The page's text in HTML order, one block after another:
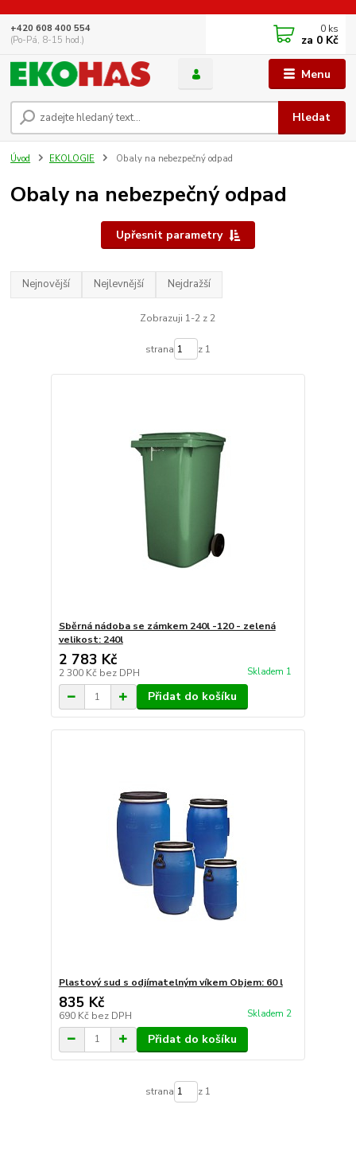
Menu
Hledat
+420 608 400 554
(Po-Pá, 8-15 hod.)
0 ks
za 0 Kč
Úvod EKOLOGIE Obaly na nebezpečný odpad
Obaly na nebezpečný odpad
Upřesnit parametry
Nejnovější Nejlevnější Nejdražší
Zobrazuji 1-2 z 2
strana z 1
Sběrná nádoba se zámkem 240l -120 - zelená
velikost: 240l
2 783 Kč
2 300 Kč bez DPH Skladem 1
Přidat do košíku
Plastový sud s odjímatelným víkem Objem: 60 l
835 Kč
690 Kč bez DPH Skladem 2
Přidat do košíku
strana z 1